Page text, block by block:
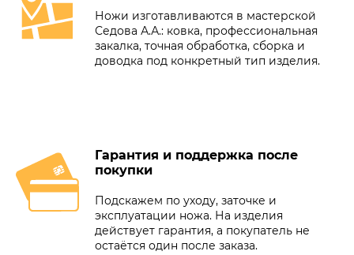
Ножи изготавливаются в мастерской
Седова А.А.: ковка, профессиональная
закалка, точная обработка, сборка и
доводка под конкретный тип изделия.
Гарантия и поддержка после
покупки
Подскажем по уходу, заточке и
эксплуатации ножа. На изделия
действует гарантия, а покупатель не
остаётся один после заказа.